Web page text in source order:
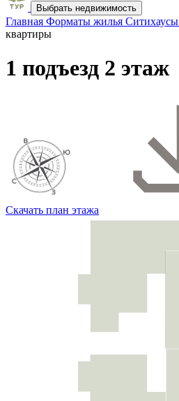
Выбрать недвижимость
Главная Форматы жилья Ситихаусы
квартиры
1 подъезд 2 этаж
Скачать план этажа